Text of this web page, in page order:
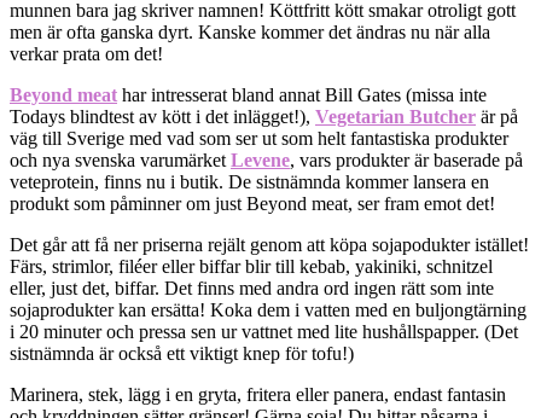
munnen bara jag skriver namnen! Köttfritt kött smakar otroligt gott
men är ofta ganska dyrt. Kanske kommer det ändras nu när alla
verkar prata om det!
Beyond meat har intresserat bland annat Bill Gates (missa inte
Todays blindtest av kött i det inlägget!), Vegetarian Butcher är på
väg till Sverige med vad som ser ut som helt fantastiska produkter
och nya svenska varumärket Levene, vars produkter är baserade på
veteprotein, finns nu i butik. De sistnämnda kommer lansera en
produkt som påminner om just Beyond meat, ser fram emot det!
Det går att få ner priserna rejält genom att köpa sojapodukter istället!
Färs, strimlor, filéer eller biffar blir till kebab, yakiniki, schnitzel
eller, just det, biffar. Det finns med andra ord ingen rätt som inte
sojaprodukter kan ersätta! Koka dem i vatten med en buljongtärning
i 20 minuter och pressa sen ur vattnet med lite hushållspapper. (Det
sistnämnda är också ett viktigt knep för tofu!)
Marinera, stek, lägg i en gryta, fritera eller panera, endast fantasin